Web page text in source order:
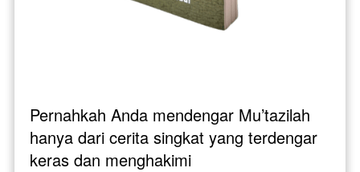
Pernahkah Anda mendengar Mu’tazilah
hanya dari cerita singkat yang terdengar
keras dan menghakimi